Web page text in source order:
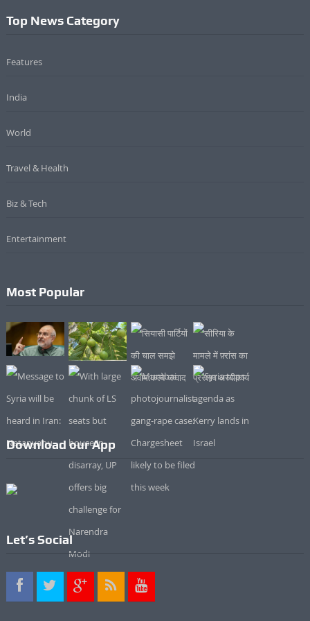
Top News Category
Features
India
World
Travel & Health
Biz & Tech
Entertainment
Most Popular
Download our App
Let’s Social